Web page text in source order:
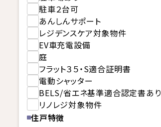
駐車２台可
あんしんサポート
レジデンスケア対象物件
EV車充電設備
庭
フラット３５・S適合証明書
電動シャッター
BELS/省エネ基準適合認定書あり
リノレジ対象物件
住戸特徴